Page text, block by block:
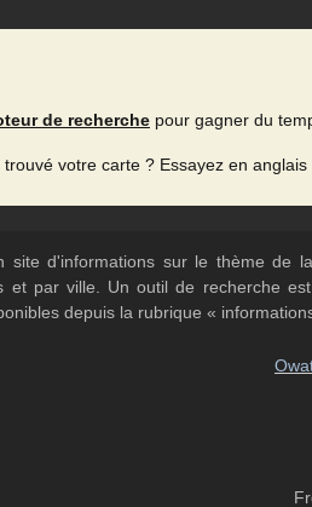
de recherche pour gagner du
votre carte ? Essayez en anglais
d'informations sur le thème de
et par ville. Un outil de recherche
depuis la rubrique «